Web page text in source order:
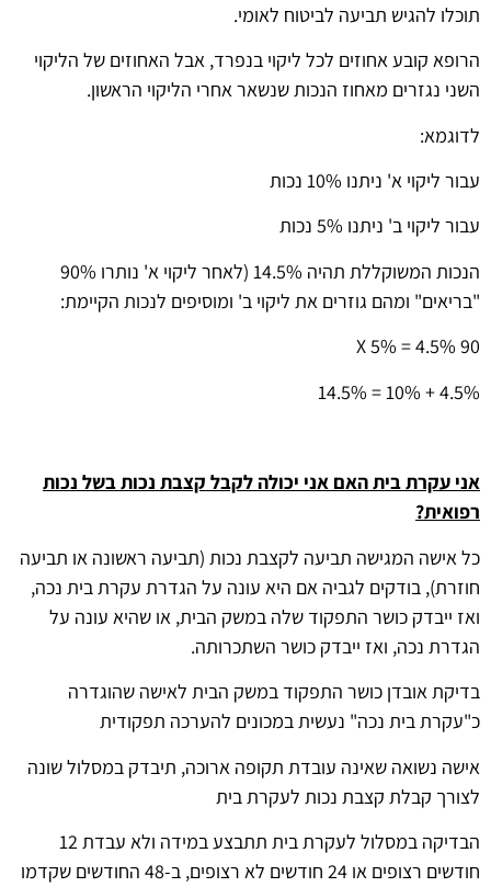
תוכלו להגיש תביעה לביטוח לאומי.
הרופא קובע אחוזים לכל ליקוי בנפרד, אבל האחוזים של הליקוי
השני נגזרים מאחוז הנכות שנשאר אחרי הליקוי הראשון.
לדוגמא:
עבור ליקוי א' ניתנו 10% נכות
עבור ליקוי ב' ניתנו 5% נכות
הנכות המשוקללת תהיה 14.5% (לאחר ליקוי א' נותרו 90%
"בריאים" ומהם גוזרים את ליקוי ב' ומוסיפים לנכות הקיימת:
90 X 5% = 4.5%
4.5% + 10% = 14.5%
אני עקרת בית האם אני יכולה לקבל קצבת נכות בשל נכות
רפואית?
כל אישה המגישה תביעה לקצבת נכות (תביעה ראשונה או תביעה
חוזרת), בודקים לגביה אם היא עונה על הגדרת עקרת בית נכה,
ואז ייבדק כושר התפקוד שלה במשק הבית, או שהיא עונה על
הגדרת נכה, ואז ייבדק כושר השתכרותה.
בדיקת אובדן כושר התפקוד במשק הבית לאישה שהוגדרה
כ"עקרת בית נכה" נעשית במכונים להערכה תפקודית
אישה נשואה שאינה עובדת תקופה ארוכה, תיבדק במסלול שונה
לצורך קבלת קצבת נכות לעקרת בית
הבדיקה במסלול לעקרת בית תתבצע במידה ולא עבדת 12
חודשים רצופים או 24 חודשים לא רצופים, ב-48 החודשים שקדמו